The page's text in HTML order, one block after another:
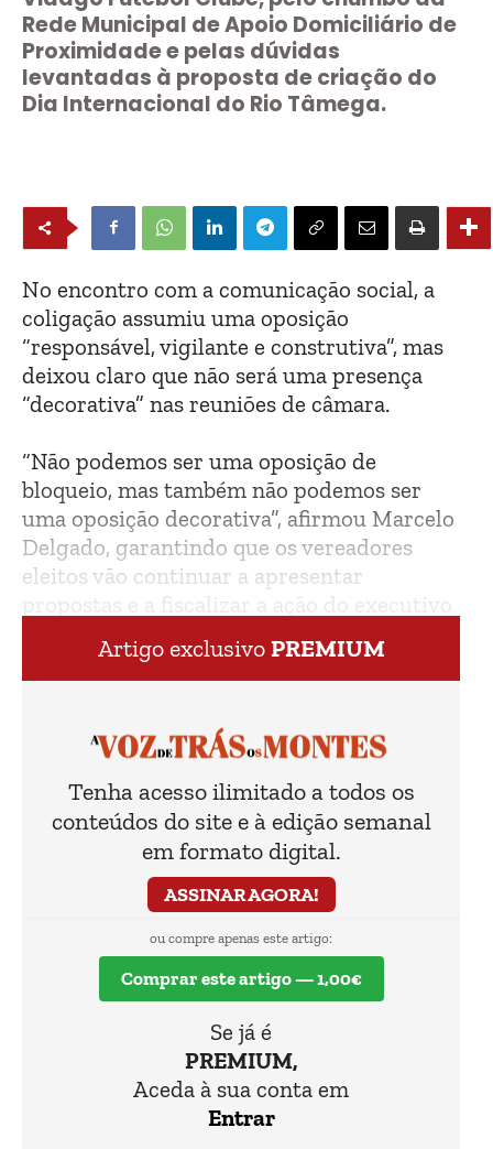
Rede Municipal de Apoio Domiciliário de
Proximidade e pelas dúvidas
levantadas à proposta de criação do
Dia Internacional do Rio Tâmega.
No encontro com a comunicação social, a
coligação assumiu uma oposição
“responsável, vigilante e construtiva”, mas
deixou claro que não será uma presença
“decorativa” nas reuniões de câmara.
“Não podemos ser uma oposição de
bloqueio, mas também não podemos ser
uma oposição decorativa”, afirmou Marcelo
Delgado, garantindo que os vereadores
eleitos vão continuar a apresentar
propostas e a fiscalizar a ação do executivo
Artigo exclusivoPREMIUM
Tenha acesso ilimitado a todos os
conteúdos do site e à edição semanal
em formato digital.
ASSINAR AGORA!
ou compre apenas este artigo:
Comprar este artigo — 1,00€
Se já é
PREMIUM,
Aceda à sua conta em
Entrar